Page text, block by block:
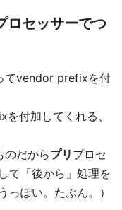
セッサーでつ
てvendor prefixを付
付加してくれる、
のだからプリ プロセ
て「後から」処理を
っぽい。たぶん。）